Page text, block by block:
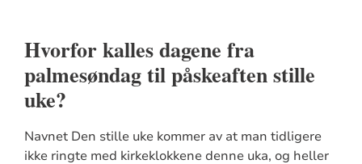
Hvorfor kalles dagene fra
palmesøndag til påskeaften stille
uke?
Navnet Den stille uke kommer av at man tidligere
ikke ringte med kirkeklokkene denne uka, og heller